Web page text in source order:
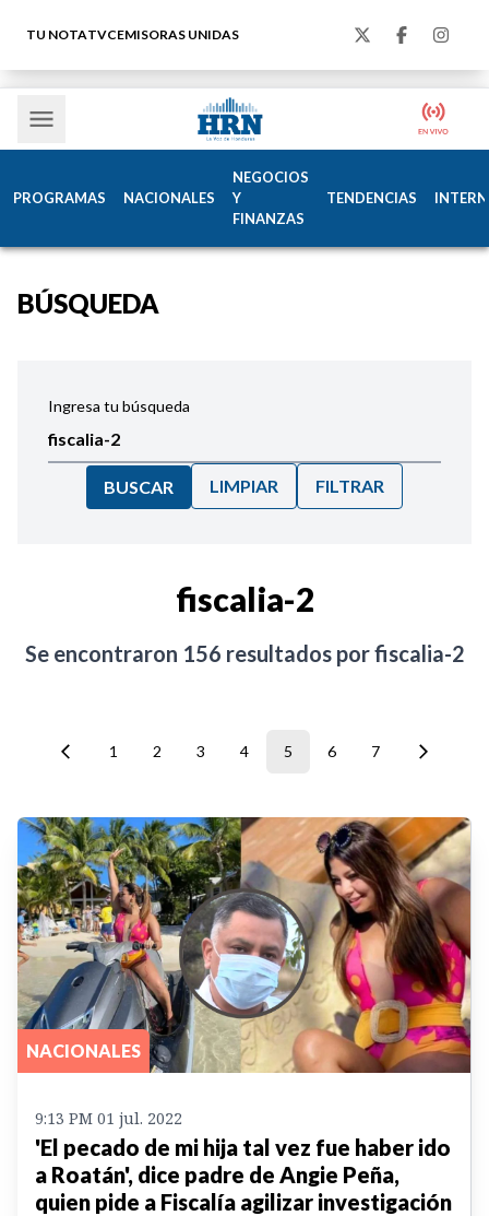
TU NOTATVCEMISORAS UNIDAS
PROGRAMAS NACIONALES
NEGOCIOS
Y
FINANZAS
TENDENCIAS
BÚSQUEDA
Ingresa tu búsqueda
BUSCAR LIMPIAR FILTRAR
fiscalia-2
Se encontraron 156 resultados porfiscalia-2
1 2 3 4 5 6 7
NACIONALES
9:13 PM 01 jul. 2022
'El pecado de mi hija tal vez fue haber ido
a Roatán', dice padre de Angie Peña,
quien pide a Fiscalía agilizar investigación